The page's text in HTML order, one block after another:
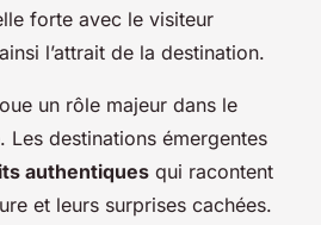
forte avec le visiteur
l’attrait de la destination.
un rôle majeur dans le
Les destinations émergentes
authentiques qui racontent
et leurs surprises cachées.